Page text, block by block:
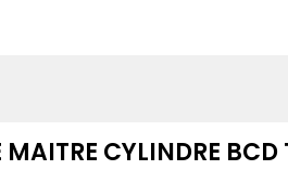
MAITRE CYLINDRE